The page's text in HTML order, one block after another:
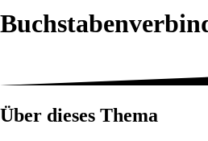
Über dieses Thema